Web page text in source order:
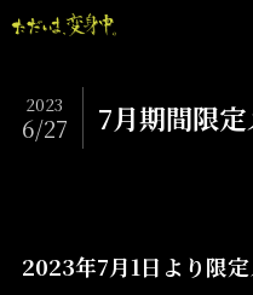
7月期間限
2023
6/27
2023年7月1日より限定